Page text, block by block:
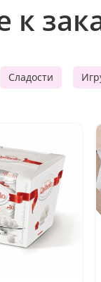
к
Сладости